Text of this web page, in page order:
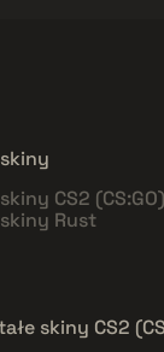
CS2 (CS:GO)
Rust
skiny CS2